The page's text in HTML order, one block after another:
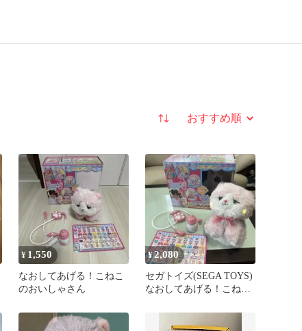
並び替え
¥ 1,550
なおしてあげる！こねこ
のおいしゃさん
¥2,080
セガトイズ(SEGA TOYS)
なおしてあげる！こねこ